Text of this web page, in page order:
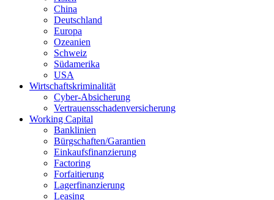
China
Deutschland
Europa
Ozeanien
Schweiz
Südamerika
USA
Wirtschaftskriminalität
Cyber-Absicherung
Vertrauensschadenversicherung
Working Capital
Banklinien
Bürgschaften/Garantien
Einkaufsfinanzierung
Factoring
Forfaitierung
Lagerfinanzierung
Leasing